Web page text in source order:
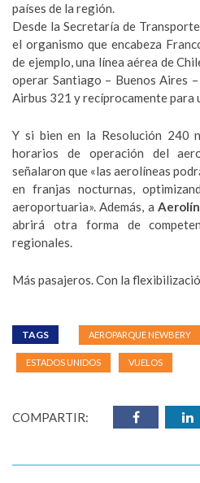
países de la región.
Desde la Secretaría de
el organismo que encabeza
de ejemplo, una línea aérea de
operar Santiago – Buenos Aires
Airbus 321 y recíprocamente para
Y si bien en la Resolución 240
horarios de operación del
señalaron que «las aerolíneas
en franjas nocturnas,
aeroportuaria». Además, a
abrirá otra forma de
regionales.
Más pasajeros. Con la
TAGS AEROPARQUE NEWBERY
ESTADOS UNIDOS VUELOS
COMPARTIR: